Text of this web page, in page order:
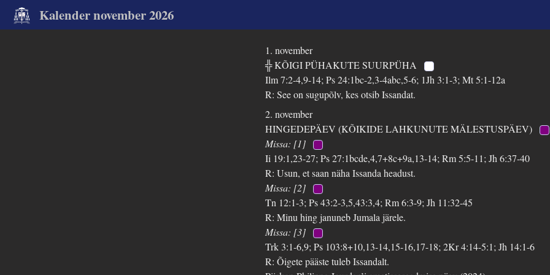
Kalender november 2026
1. november
╬ KÕIGI PÜHAKUTE SUURPÜHA
Ilm 7:2-4,9-14; Ps 24:1bc-2,3-4abc,5-6; 1Jh 3:1-3; Mt 5:1-12a
R: See on sugupõlv, kes otsib Issandat.
2. november
HINGEDEPÄEV (KÕIKIDE LAHKUNUTE MÄLESTUSPÄEV)
Missa: [1]
Ii 19:1,23-27; Ps 27:1bcde,4,7+8c+9a,13-14; Rm 5:5-11; Jh 6:37-40
R: Usun, et saan näha Issanda headust.
Missa: [2]
Tn 12:1-3; Ps 43:2-3,5,43:3,4; Rm 6:3-9; Jh 11:32-45
R: Minu hing januneb Jumala järele.
Missa: [3]
Trk 3:1-6,9; Ps 103:8+10,13-14,15-16,17-18; 2Kr 4:14-5:1; Jh 14:1-6
R: Õigete pääste tuleb Issandalt.